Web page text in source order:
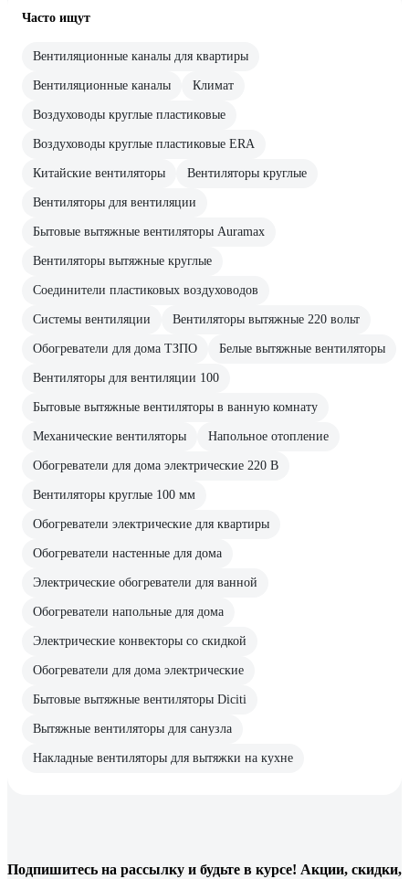
Часто ищут
Вентиляционные каналы для квартиры
Вентиляционные каналы Климат
Воздуховоды круглые пластиковые
Воздуховоды круглые пластиковые ERA
Китайские вентиляторы Вентиляторы круглые
Вентиляторы для вентиляции
Бытовые вытяжные вентиляторы Auramax
Вентиляторы вытяжные круглые
Соединители пластиковых воздуховодов
Системы вентиляции Вентиляторы вытяжные 220 вольт
Обогреватели для дома ТЗПО Белые вытяжные вентиляторы
Вентиляторы для вентиляции 100
Бытовые вытяжные вентиляторы в ванную комнату
Механические вентиляторы Напольное отопление
Обогреватели для дома электрические 220 В
Вентиляторы круглые 100 мм
Обогреватели электрические для квартиры
Обогреватели настенные для дома
Электрические обогреватели для ванной
Обогреватели напольные для дома
Электрические конвекторы со скидкой
Обогреватели для дома электрические
Бытовые вытяжные вентиляторы Diciti
Вытяжные вентиляторы для санузла
Накладные вентиляторы для вытяжки на кухне
Подпишитесь на рассылку и будьте в курсе! Акции, скидки,